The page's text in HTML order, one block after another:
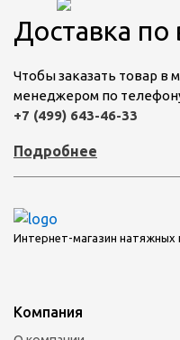
Доставка по
Чтобы заказать товар в
менеджером по
+7 (499) 643-46-33
Подробнее
Интернет-магазин
Компания